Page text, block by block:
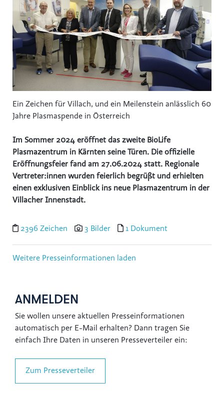
Ein Zeichen für Villach, und ein Meilenstein anlässlich 60
Jahre Plasmaspende in Österreich
Im Sommer 2024 eröffnet das zweite BioLife
Plasmazentrum in Kärnten seine Türen. Die offizielle
Eröffnungsfeier fand am 27.06.2024 statt. Regionale
Vertreter:innen wurden feierlich begrüßt und erhielten
einen exklusiven Einblick ins neue Plasmazentrum in der
Villacher Innenstadt.
2396 Zeichen 3 Bilder 1 Dokument
Weitere Presseinformationen laden
ANMELDEN
Sie wollen unsere aktuellen Presseinformationen
automatisch per E-Mail erhalten? Dann tragen Sie
einfach Ihre Daten in unseren Presseverteiler ein:
Zum Presseverteiler